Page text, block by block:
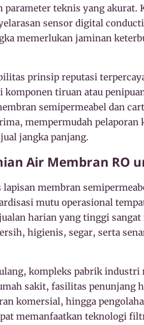
teknis yang akurat.
sensor digital
memerlukan jaminan
prinsip reputasi
tiruan atau
semipermeabel dan
mempermudah
jangka panjang.
Air Membran RO
membran
mutu operasional
harian yang tinggi
higienis, segar, serta
kompleks pabrik
sakit, fasilitas penunjang
komersial, hingga
memanfaatkan teknologi